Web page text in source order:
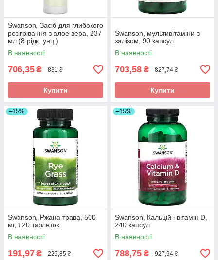
Swanson, Засіб для глибокого
розігрівання з алое вера, 237
мл (8 рідк. унц.)
В наявності
706,35 ₴ 831 ₴
Купити
Swanson, мультивітаміни з
залізом, 90 капсул
В наявності
703,58 ₴ 827,74 ₴
Купити
–15%
Swanson, Ржана трава, 500
мг, 120 таблеток
В наявності
191,97 ₴ 225,85 ₴
–15%
Swanson, Кальцій і вітамін D,
240 капсул
В наявності
788,75 ₴ 927,94 ₴